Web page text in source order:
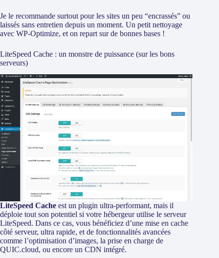
Je le recommande surtout pour les sites un peu “encrassés” ou
laissés sans entretien depuis un moment. Un petit nettoyage
avec WP-Optimize, et on repart sur de bonnes bases !
LiteSpeed Cache : un monstre de puissance (sur les bons
serveurs)
LiteSpeed Cache est un plugin ultra-performant, mais il
déploie tout son potentiel si votre hébergeur utilise le serveur
LiteSpeed. Dans ce cas, vous bénéficiez d’une mise en cache
côté serveur, ultra rapide, et de fonctionnalités avancées
comme l’optimisation d’images, la prise en charge de
QUIC.cloud, ou encore un CDN intégré.